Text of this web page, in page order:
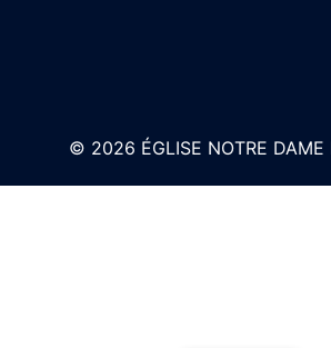
© 2026 ÉGLISE NOTRE DAME